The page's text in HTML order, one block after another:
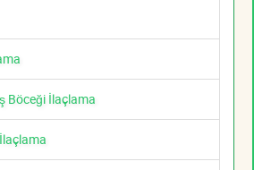
Böceği İlaçlama